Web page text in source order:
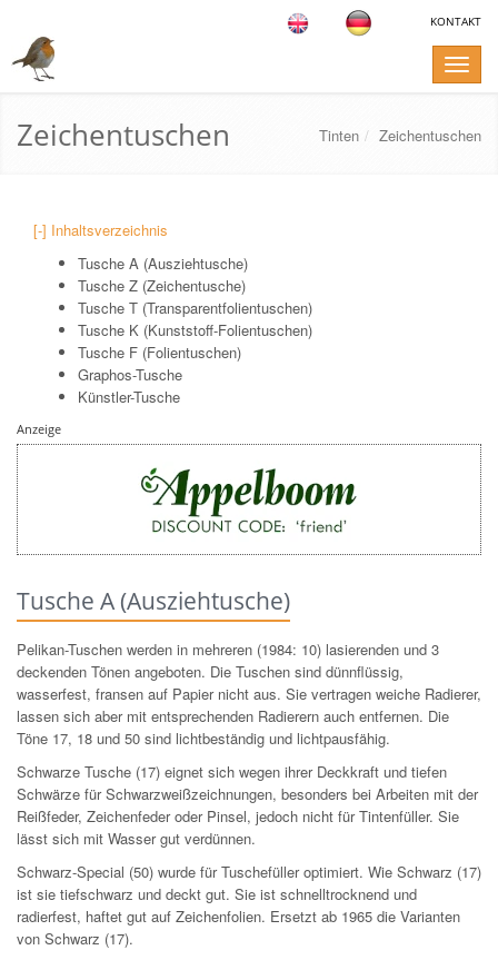
KONTAKT
Toggle
Zeichentuschen Tinten Zeichentuschen
[-] Inhaltsverzeichnis
Tusche A (Ausziehtusche)
Tusche Z (Zeichentusche)
Tusche T (Transparentfolientuschen)
Tusche K (Kunststoff-Folientuschen)
Tusche F (Folientuschen)
Graphos-Tusche
Künstler-Tusche
Anzeige
Tusche A (Ausziehtusche)
Pelikan-Tuschen werden in mehreren (1984: 10) lasierenden und 3
deckenden Tönen angeboten. Die Tuschen sind dünnflüssig,
wasserfest, fransen auf Papier nicht aus. Sie vertragen weiche Radierer,
lassen sich aber mit entsprechenden Radierern auch entfernen. Die
Töne 17, 18 und 50 sind lichtbeständig und lichtpausfähig.
Schwarze Tusche (17) eignet sich wegen ihrer Deckkraft und tiefen
Schwärze für Schwarzweißzeichnungen, besonders bei Arbeiten mit der
Reißfeder, Zeichenfeder oder Pinsel, jedoch nicht für Tintenfüller. Sie
lässt sich mit Wasser gut verdünnen.
Schwarz-Special (50) wurde für Tuschefüller optimiert. Wie Schwarz (17)
ist sie tiefschwarz und deckt gut. Sie ist schnelltrocknend und
radierfest, haftet gut auf Zeichenfolien. Ersetzt ab 1965 die Varianten
von Schwarz (17).